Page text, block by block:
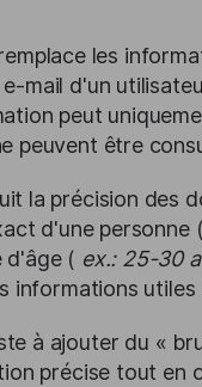
les
mail d'un
peut
peuvent être
la précision des
d'une personne (
d'âge ( ex.: 25-30
utiles
à ajouter du «
précise tout en